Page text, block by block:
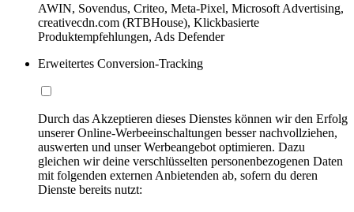
AWIN, Sovendus, Criteo, Meta-Pixel, Microsoft Advertising,
creativecdn.com (RTBHouse), Klickbasierte
Produktempfehlungen, Ads Defender
Erweitertes Conversion-Tracking
Durch das Akzeptieren dieses Dienstes können wir den Erfolg
unserer Online-Werbeeinschaltungen besser nachvollziehen,
auswerten und unser Werbeangebot optimieren. Dazu
gleichen wir deine verschlüsselten personenbezogenen Daten
mit folgenden externen Anbietenden ab, sofern du deren
Dienste bereits nutzt: